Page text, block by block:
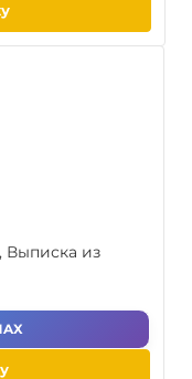
Выписка из